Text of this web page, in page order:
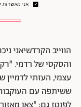
אני מאשר/ת
הווייב הקרדשיאני
והסקסי של רדמי. "רק
עצמי, העזתי
ששיתפה עם